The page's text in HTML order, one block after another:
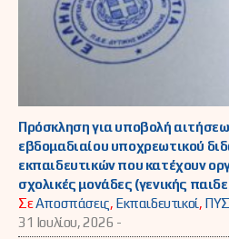
Πρόσκληση για υποβολή
εβδομαδιαίου υποχρεωτικού
εκπαιδευτικών που κατέχουν
σχολικές μονάδες (γενικής
ΣεΑποσπάσεις, Εκπαιδευτικοί,
31 Ιουλίου, 2026 -